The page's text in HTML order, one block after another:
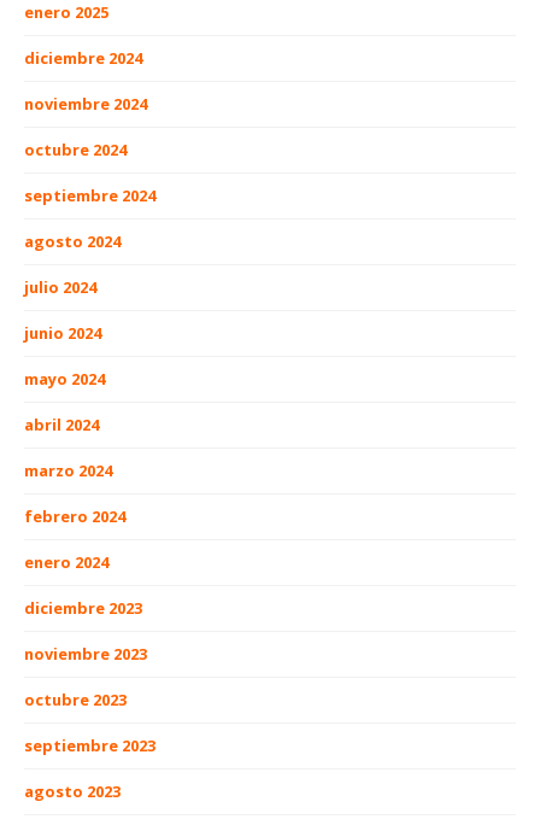
enero 2025
diciembre 2024
noviembre 2024
octubre 2024
septiembre 2024
agosto 2024
julio 2024
junio 2024
mayo 2024
abril 2024
marzo 2024
febrero 2024
enero 2024
diciembre 2023
noviembre 2023
octubre 2023
septiembre 2023
agosto 2023